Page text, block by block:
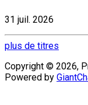
31 juil. 2026
plus de titres
Copyright © 2026,
Powered by